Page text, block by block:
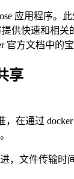
应用程序
供快速和相
官方文档中
享
，在通过
文件传输